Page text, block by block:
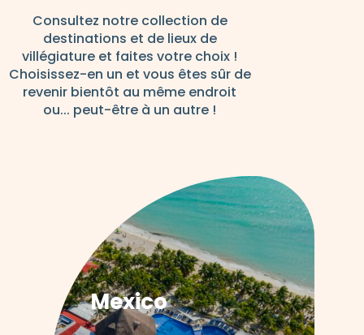
Consultez notre collection de
destinations et de lieux de
villégiature et faites votre choix !
Choisissez-en un et vous êtes sûr de
revenir bientôt au même endroit
ou... peut-être à un autre !
Mexico